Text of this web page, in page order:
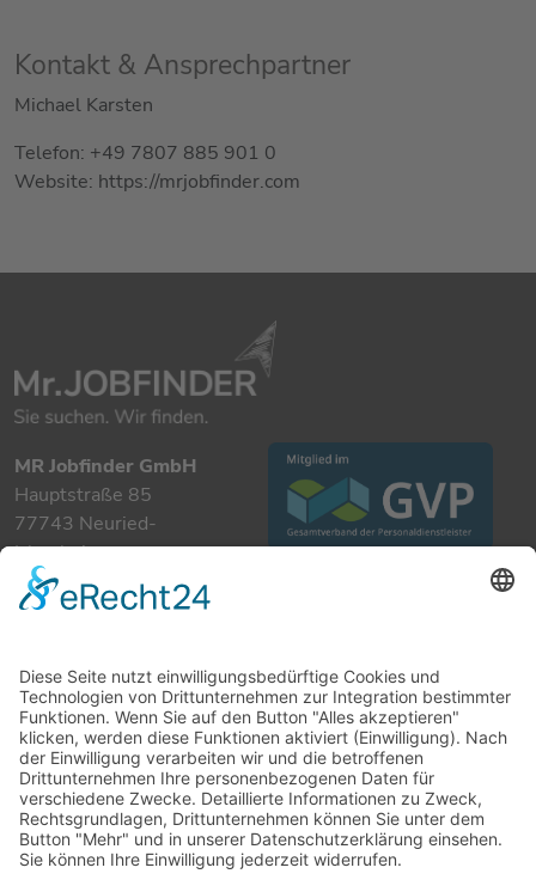
Kontakt & Ansprechpartner
Michael Karsten
Telefon: +49 7807 885 901 0
Website: https://mrjobfinder.com
MR Jobfinder GmbH
Hauptstraße 85
77743 Neuried-
Ichenheim
+49 7807 885 901 0
info@mrjobfinder.com
Für Arbeitgeber
Für Arbeitnehmer
Stellenanzeigen
Kandidaten
Kontakt
Datenschutzerklärung